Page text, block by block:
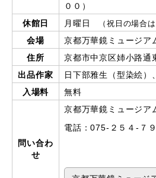
００）
休館日
月曜日
（祝日の場合は
会場
京都万華鏡ミュージア
住所
京都市中京区姉小路通
出品作家
日下部雅生（型染絵）
入場料
無料
問い合わ
せ
京都万華鏡ミュージア
電話：075-２５４-７